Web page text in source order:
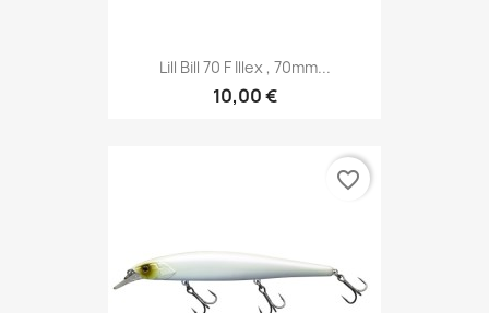
Lill Bill 70 F Illex , 70mm...
10,00 €
favorite_border